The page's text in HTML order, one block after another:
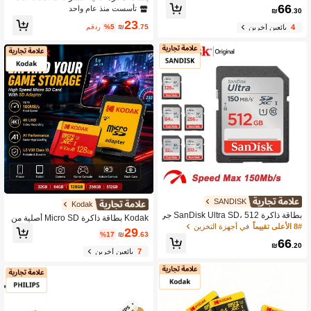
ع قارئ، بطاقة ذاكرة TF فلاش U1 C10
A1 V10 بسعة 128 جيجابايت 256 جيجابا
رو إس دي عالية السرعة، بطاقة ميني إ
س دي للهواتف والكاميرات والشاشات وا
₪66.30
4بائعين آخرين
SANDISK
بطاقة ذاكرة SanDisk Ultra SD، 512 جي
را والفيديو الرقمي والكاميرا DSLR، الط
8# الأعلى تقييماً في أجهزة التخزين
₪66.20
ت الحركة، الطائرات بدون طيار، الهوات
ف، إلخ.
تأسست منذ عام واحد
₪23.75
%5 مقدر
Kodak
Kodak بطاقة ذاكرة Micro SD أصلية من
كوداك 32GB 64GB 128GB عالية السر
عة MicroSDXC TF مع محول SD، Clas
ذاكرة فيديو 4K، مناسبة للهواتف الذكية وا
لكاميرات وأجهزة الألعاب وكاميرات الحر
₪29.63
%17
7بائعين آخرين